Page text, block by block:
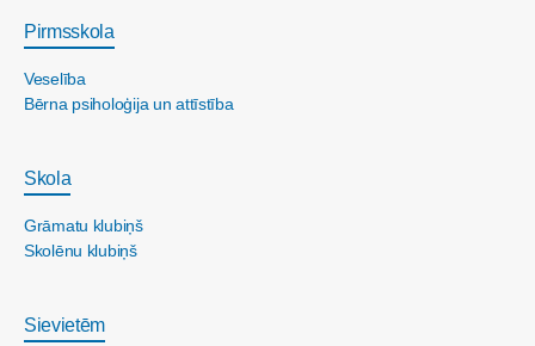
Pirmsskola
Veselība
Bērna psiholoģija un attīstība
Skola
Grāmatu klubiņš
Skolēnu klubiņš
Sievietēm